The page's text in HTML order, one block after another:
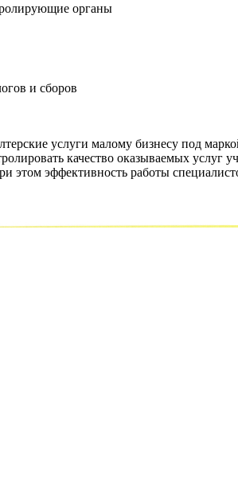
органы
и сборов
услуги малому бизнесу под
качество оказываемых
этом эффективность работы